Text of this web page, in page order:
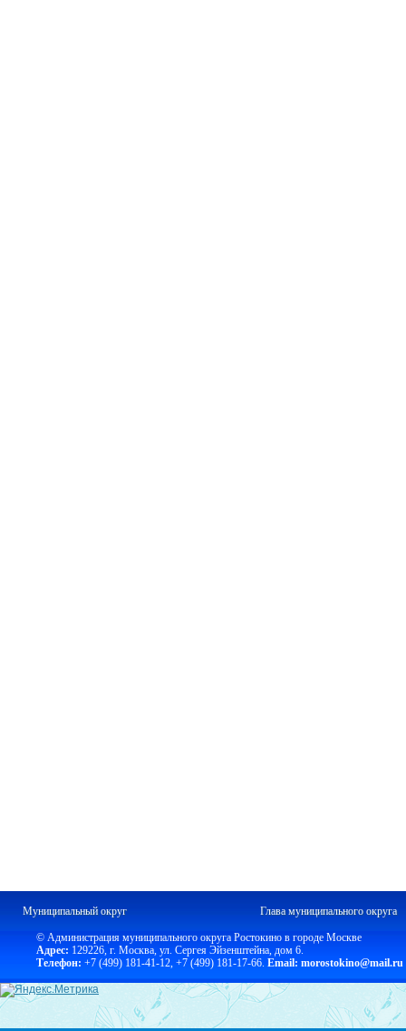
Муниципальный округ Глава муниципального округа
© Администрация муниципального округа Ростокино в городе Москве
Адрес: 129226, г. Москва, ул. Сергея Эйзенштейна, дом 6.
Телефон: +7 (499) 181-41-12, +7 (499) 181-17-66. Email: morostokino@mail.ru